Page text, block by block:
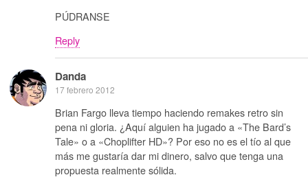
PÚDRANSE
Reply
Danda
17 febrero 2012
Brian Fargo lleva tiempo haciendo remakes retro sin
pena ni gloria. ¿Aquí alguien ha jugado a «The Bard’s
Tale» o a «Choplifter HD»? Por eso no es el tío al que
más me gustaría dar mi dinero, salvo que tenga una
propuesta realmente sólida.